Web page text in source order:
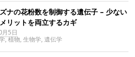
ナの花粉数を制御する遺伝子 – 少ない
リットを両立するカギ
5日
,植物, 生物学, 遺伝学